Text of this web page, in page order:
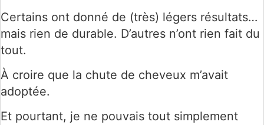
Certains ont donné de (très) légers résultats…
mais rien de durable. D’autres n’ont rien fait du
tout.
À croire que la chute de cheveux m’avait
adoptée.
Et pourtant, je ne pouvais tout simplement